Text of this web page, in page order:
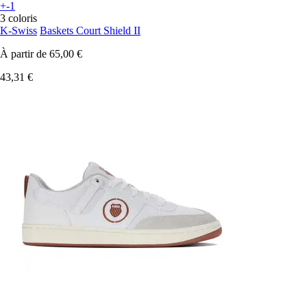
+-1
3 coloris
K-Swiss Baskets Court Shield II
À partir de 65,00 €
43,31 €